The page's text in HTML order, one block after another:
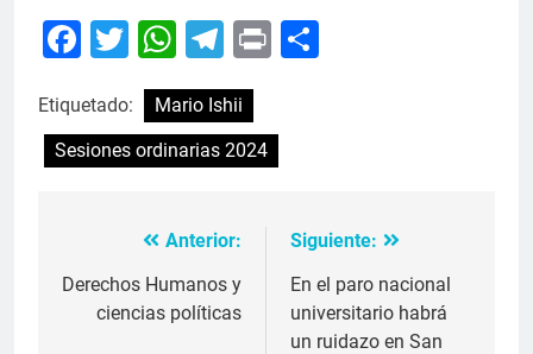
Facebook
Twitter
WhatsApp
Telegram
Print
Etiquetado:
Mario Ishii
Sesiones ordinarias 2024
Navegación
de
entradas
Anterior:
Derechos Humanos y
ciencias políticas
Siguiente:
En el paro nacional
universitario habrá
un ruidazo en San